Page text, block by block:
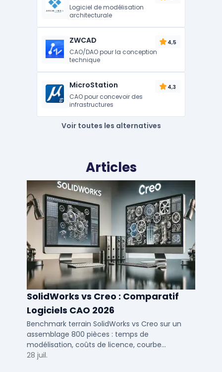
Logiciel de modélisation
architecturale
ZWCAD 4,5
CAO/DAO pour la conception
technique
MicroStation 4,3
CAO pour concevoir des
infrastructures
Voir toutes les alternatives
Articles
SolidWorks vs Creo : Comparatif
Logiciels CAO 2026
Benchmark terrain SolidWorks vs Creo sur un
assemblage 800 pièces : temps de
modélisation, coûts de licence, courbe
d'apprentissage et intégration PLM pour bureaux
28 juil.